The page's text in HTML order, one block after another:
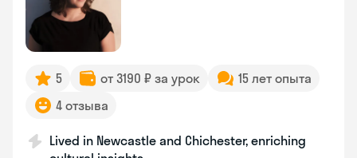
5 от 3190 ₽ за урок
15 лет опыта
4 отзыва
Lived in Newcastle and Chichester, enriching